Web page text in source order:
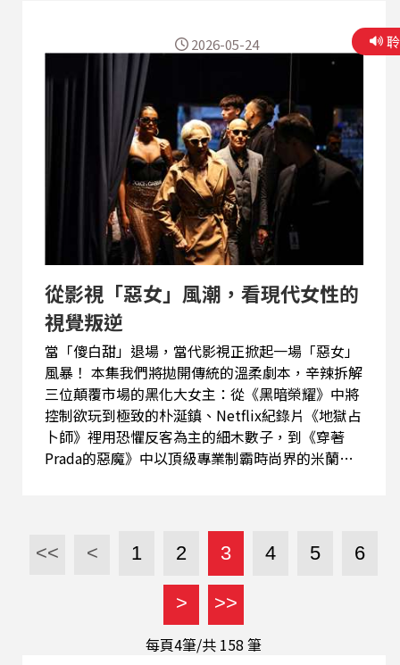
從影視「惡女」風潮，看現代女性的
視覺叛逆
當「傻白甜」退場，當代影視正掀起一場「惡女」
風暴！ 本集我們將拋開傳統的溫柔劇本，辛辣拆解
三位顛覆市場的黑化大女主：從《黑暗榮耀》中將
控制欲玩到極致的朴涎鎮、Netflix紀錄片《地獄占
卜師》裡用恐懼反客為主的細木數子，到《穿著
Prada的惡魔》中以頂級專業制霸時尚界的米蘭
的樣子，但請記得，人性最基本的善良，是我們讓
世界溫柔永恆不變的真理。
2026-05-24
<< < 1 2 3 4 5 6
> >>
每頁4筆/共 158 筆